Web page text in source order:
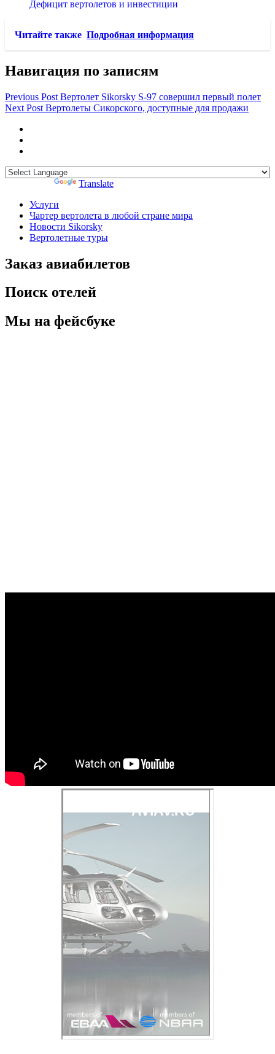
Дефицит вертолетов и инвестиции
Читайте также Подробная информация
Навигация по записям
Previous Post Вертолет Sikorsky S-97 совершил первый полет
Next Post Вертолеты Сикорского, доступные для продажи
Translate
Услуги
Чартер вертолета в любой стране мира
Новости Sikorsky
Вертолетные туры
Заказ авиабилетов
Поиск отелей
Мы на фейсбуке